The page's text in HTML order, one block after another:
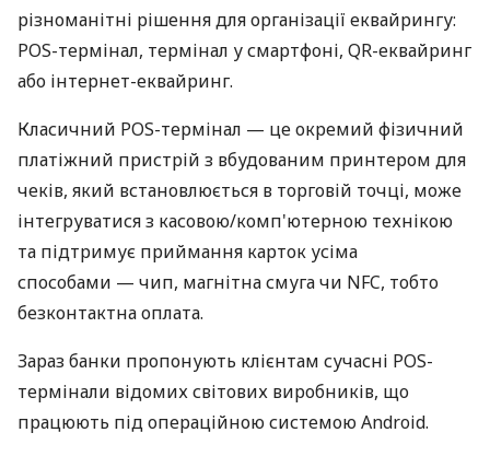
різноманітні рішення для організації еквайрингу:
POS-термінал, термінал у смартфоні, QR-еквайринг
або інтернет-еквайринг.
Класичний POS-термінал — це окремий фізичний
платіжний пристрій з вбудованим принтером для
чеків, який встановлюється в торговій точці, може
інтегруватися з касовою/комп'ютерною технікою
та підтримує приймання карток усіма
способами — чип, магнітна смуга чи NFC, тобто
безконтактна оплата.
Зараз банки пропонують клієнтам сучасні POS-
термінали відомих світових виробників, що
працюють під операційною системою Android.